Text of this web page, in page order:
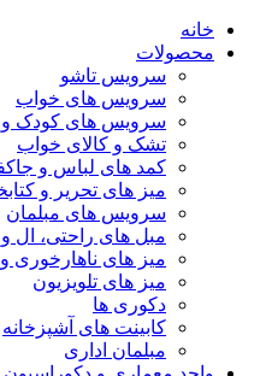
خانه
محصولات
سرویس تاشو
سرویس های خواب
سرویس های کودک و
تشک و کالای خواب
کمد های لباس و
میز های تحریر و
سرویس های مبلمان
مبل های راحتی،
میز های ناهارخوری
میز های تلویزیون
دکوری ها
کابینت های آشپزخانه
مبلمان اداری